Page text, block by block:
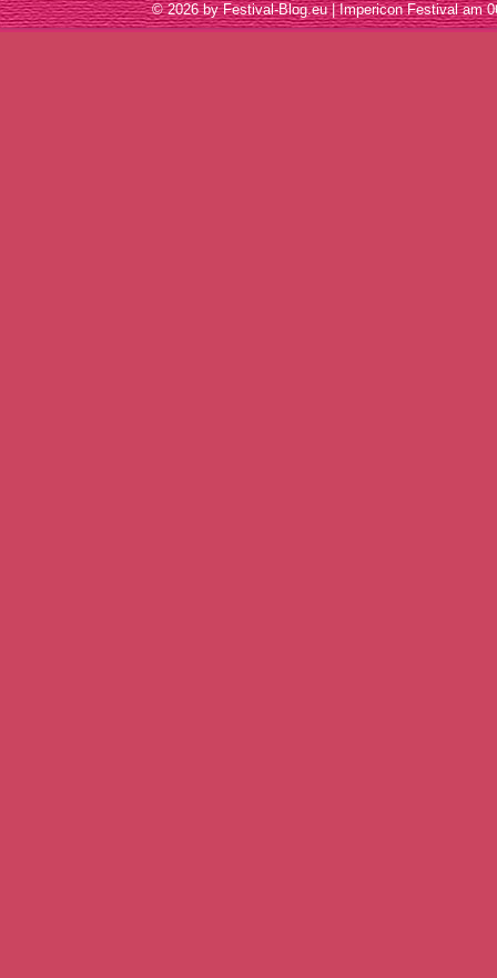
© 2026 by Festival-Blog.eu | Impericon Festival am